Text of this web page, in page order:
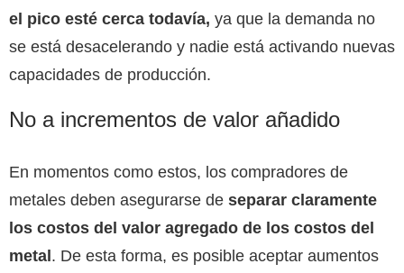
el pico esté cerca todavía, ya que la demanda no
se está desacelerando y nadie está activando nuevas
capacidades de producción.
No a incrementos de valor añadido
En momentos como estos, los compradores de
metales deben asegurarse de separar claramente
los costos del valor agregado de los costos del
metal. De esta forma, es posible aceptar aumentos